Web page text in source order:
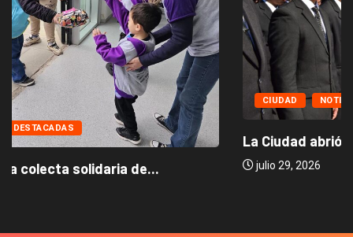
CIUDAD NOTICIAS DESTACADAS
La Ciudad abrió la inscripción para su...
julio 29, 2026